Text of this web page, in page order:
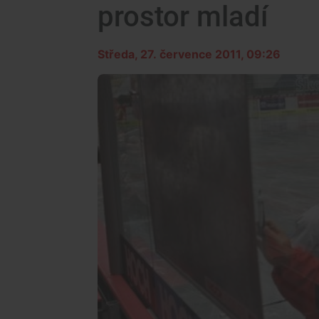
prostor mladí
Středa, 27. července 2011, 09:26